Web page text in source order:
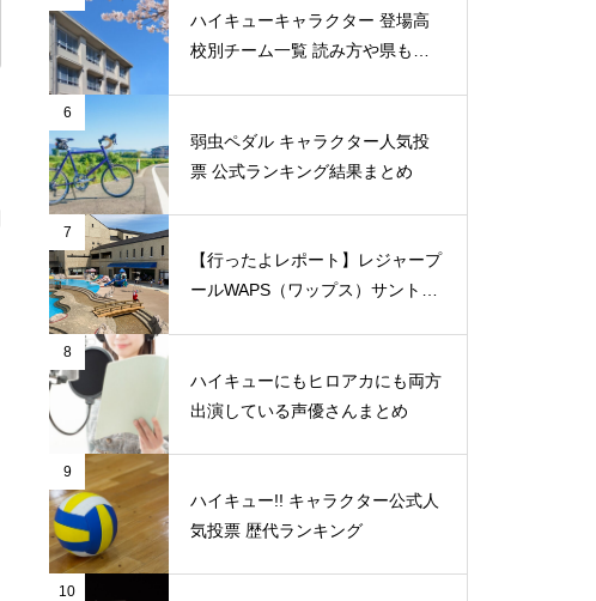
ハイキューキャラクター 登場高
校別チーム一覧 読み方や県もま
6
弱虫ペダル キャラクター人気投
票 公式ランキング結果まとめ
7
【行ったよレポート】レジャープ
ールWAPS（ワップス）サントピ
8
ハイキューにもヒロアカにも両方
出演している声優さんまとめ
9
ハイキュー!! キャラクター公式人
気投票 歴代ランキング
10